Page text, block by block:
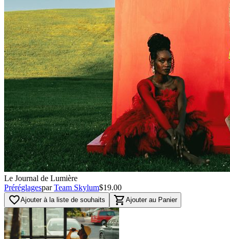
Le Journal de Lumière
Préréglagespar Team Skylum$19.00
favorite_borderAjouter à la liste de souhaits shopping_cart Ajouter au Panier